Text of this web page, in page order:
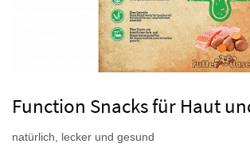
Function Snacks für Haut
natürlich, lecker und gesund